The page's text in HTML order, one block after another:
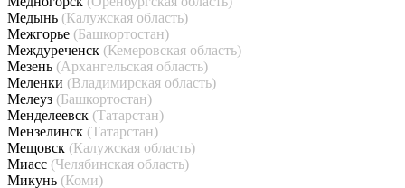
Медынь (Калужская область)
Межгорье (Башкортостан)
Междуреченск (Кемеровская область)
Мезень (Архангельская область)
Меленки (Владимирская область)
Мелеуз (Башкортостан)
Менделеевск (Татарстан)
Мензелинск (Татарстан)
Мещовск (Калужская область)
Миасс (Челябинская область)
Микунь (Коми)